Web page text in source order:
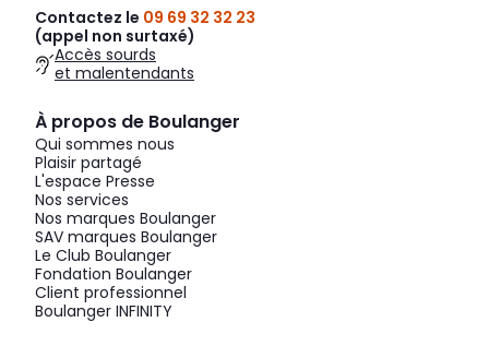
Contactez le 09 69 32 32 23
(appel non surtaxé)
Accès sourds
et malentendants
À propos de Boulanger
Qui sommes nous
Plaisir partagé
L'espace Presse
Nos services
Nos marques Boulanger
SAV marques Boulanger
Le Club Boulanger
Fondation Boulanger
Client professionnel
Boulanger INFINITY